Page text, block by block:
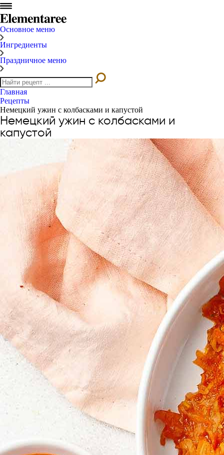
Основное меню
Ингредиенты
Праздничное меню
Главная
Рецепты
Немецкий ужин с колбасками и капустой
Немецкий ужин с колбасками и
капустой